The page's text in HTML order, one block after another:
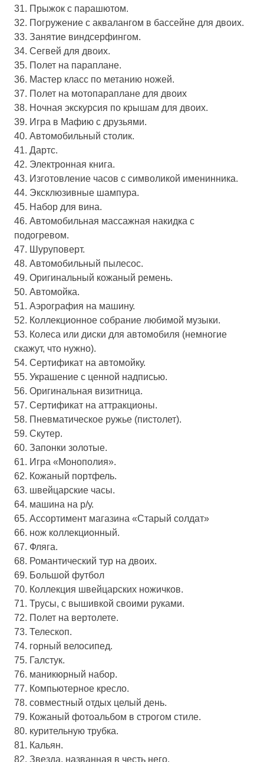
31. Прыжок с парашютом.
32. Погружение с аквалангом в бассейне для двоих.
33. Занятие виндсерфингом.
34. Сегвей для двоих.
35. Полет на параплане.
36. Мастер класс по метанию ножей.
37. Полет на мотопараплане для двоих
38. Ночная экскурсия по крышам для двоих.
39. Игра в Мафию с друзьями.
40. Автомобильный столик.
41. Дартс.
42. Электронная книга.
43. Изготовление часов с символикой именинника.
44. Эксклюзивные шампура.
45. Набор для вина.
46. Автомобильная массажная накидка с
подогревом.
47. Шуруповерт.
48. Автомобильный пылесос.
49. Оригинальный кожаный ремень.
50. Автомойка.
51. Аэрография на машину.
52. Коллекционное собрание любимой музыки.
53. Колеса или диски для автомобиля (немногие
скажут, что нужно).
54. Сертификат на автомойку.
55. Украшение с ценной надписью.
56. Оригинальная визитница.
57. Сертификат на аттракционы.
58. Пневматическое ружье (пистолет).
59. Скутер.
60. Запонки золотые.
61. Игра «Монополия».
62. Кожаный портфель.
63. швейцарские часы.
64. машина на р/у.
65. Ассортимент магазина «Старый солдат»
66. нож коллекционный.
67. Фляга.
68. Романтический тур на двоих.
69. Большой футбол
70. Коллекция швейцарских ножичков.
71. Трусы, с вышивкой своими руками.
72. Полет на вертолете.
73. Телескоп.
74. горный велосипед.
75. Галстук.
76. маникюрный набор.
77. Компьютерное кресло.
78. совместный отдых целый день.
79. Кожаный фотоальбом в строгом стиле.
80. курительную трубка.
81. Кальян.
82. Звезда, названная в честь него.